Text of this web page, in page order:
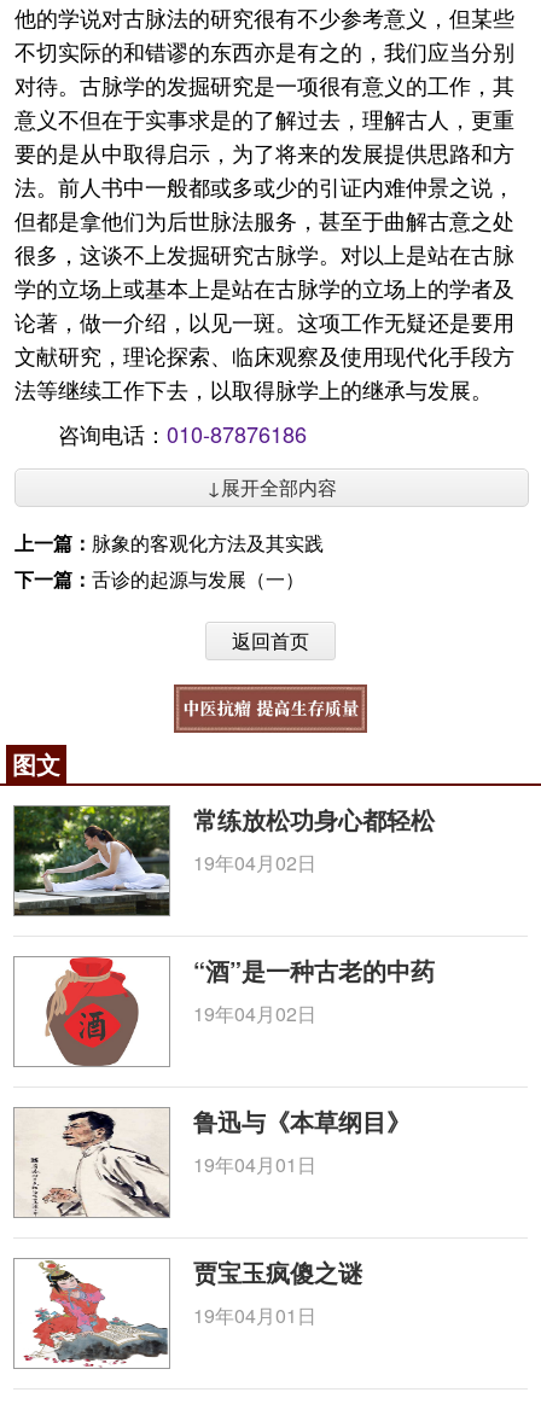
他的学说对古脉法的研究很有不少参考意义，但某些
不切实际的和错谬的东西亦是有之的，我们应当分别
对待。古脉学的发掘研究是一项很有意义的工作，其
意义不但在于实事求是的了解过去，理解古人，更重
要的是从中取得启示，为了将来的发展提供思路和方
法。前人书中一般都或多或少的引证内难仲景之说，
但都是拿他们为后世脉法服务，甚至于曲解古意之处
很多，这谈不上发掘研究古脉学。对以上是站在古脉
学的立场上或基本上是站在古脉学的立场上的学者及
论著，做一介绍，以见一斑。这项工作无疑还是要用
文献研究，理论探索、临床观察及使用现代化手段方
法等继续工作下去，以取得脉学上的继承与发展。
咨询电话： 010-87876186
↓展开全部内容
上一篇： 脉象的客观化方法及其实践
下一篇： 舌诊的起源与发展（一）
返回首页
图文
常练放松功身心都轻松
19年04月02日
“酒”是一种古老的中药
19年04月02日
鲁迅与《本草纲目》
19年04月01日
贾宝玉疯傻之谜
19年04月01日